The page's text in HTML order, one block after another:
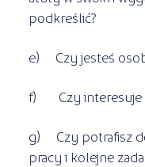
podkreślić?
e) Czy jesteś
f) Czy interesuje
g) Czy potrafisz
pracy i kolejne